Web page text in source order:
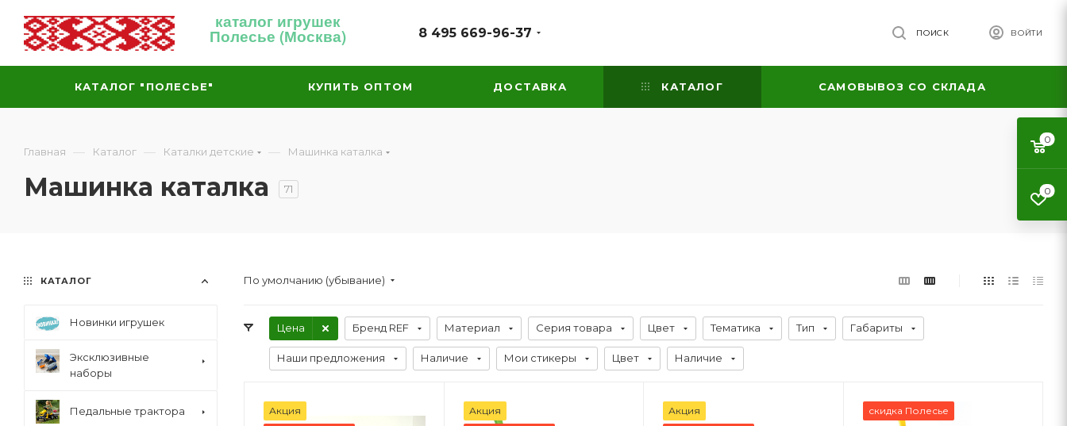
каталог игрушек
Полесье (Москва) 8 495 669-96-37 ВОЙТИ
ПОИСК
КАТАЛОГ "ПОЛЕСЬЕ" КУПИТЬ ОПТОМ ДОСТАВКА КАТАЛОГ САМОВЫВОЗ СО СКЛАДА
Главная — Каталог — Каталки детские — Машинка каталка
Машинка каталка 71
По умолчанию (убывание)
Цена Бренд REF Материал Серия товара Цвет Тематика Тип Габариты
Наши предложения Наличие Мои стикеры Цвет Наличие
Акция
Акция
Акция
скидка Полесье
КАТАЛОГ
Новинки игрушек
Эксклюзивные
наборы
Педальные трактора
0
0